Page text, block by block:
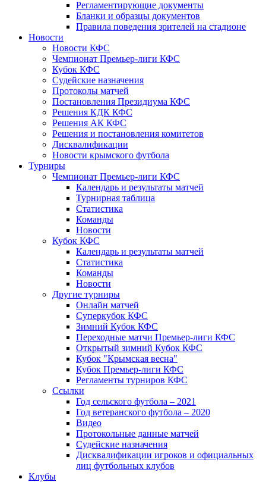
Регламентирующие документы
Бланки и образцы документов
Правила поведения зрителей на стадионе
Новости
Новости КФС
Чемпионат Премьер-лиги КФС
Кубок КФС
Судейские назначения
Протоколы матчей
Постановления Президиума КФС
Решения КДК КФС
Решения АК КФС
Решения и постановления комитетов
Дисквалификации
Новости крымского футбола
Турниры
Чемпионат Премьер-лиги КФС
Календарь и результаты матчей
Турнирная таблица
Статистика
Команды
Новости
Кубок КФС
Календарь и результаты матчей
Статистика
Команды
Новости
Другие турниры
Онлайн матчей
Суперкубок КФС
Зимний Кубок КФС
Переходные матчи Премьер-лиги КФС
Открытый зимний Кубок КФС
Кубок "Крымская весна"
Кубок Премьер-лиги КФС
Регламенты турниров КФС
Ссылки
Год сельского футбола – 2021
Год ветеранского футбола – 2020
Видео
Протокольные данные матчей
Судейские назначения
Дисквалификации игроков и официальных
лиц футбольных клубов
Клубы